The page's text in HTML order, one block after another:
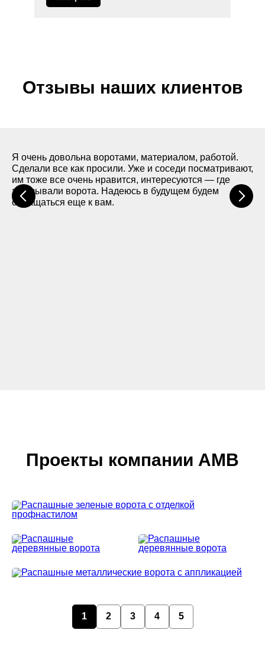
Кроме установки, мы обучим вас использованию
надежности установленного оборудования.
Отзывы наших клиентов
Я очень довольна воротами, материалом, работой.
Сделали все как просили. Уже и соседи посматривают,
им тоже все очень нравится, интересуются — где
заказывали ворота. Надеюсь в будущем будем
обращаться еще к вам.
Проекты компании АМВ
1 2 3 4 5